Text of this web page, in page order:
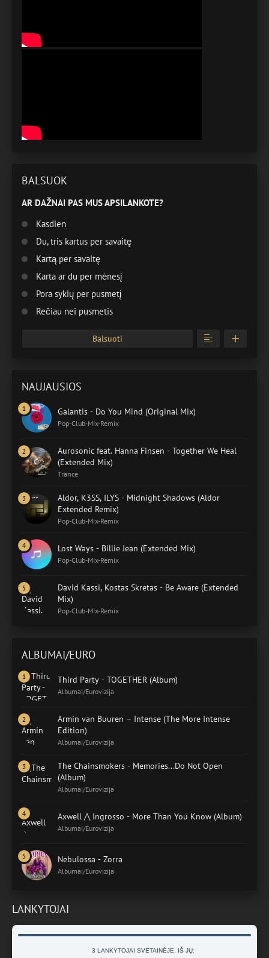
BALSUOK
AR DAŽNAI PAS MUS APSILANKOTE?
Kasdien
Du, tris kartus per savaitę
Kartą per savaitę
Karta ar du per mėnesį
Pora sykių per pusmetį
Rečiau nei pusmetis
Balsuoti
NAUJAUSIOS
Galantis - Do You Mind (Original Mix)
Pop-Club-Mix-Remix
Aurosonic feat. Hanna Finsen - Together We Heal
(Extended Mix)
Trance
Aldor, K3SS, ILYS - Midnight Shadows (Aldor
Extended Remix)
Pop-Club-Mix-Remix
Lost Ways - Billie Jean (Extended Mix)
Pop-Club-Mix-Remix
David Kassi, Kostas Skretas - Be Aware (Extended
Mix)
Pop-Club-Mix-Remix
ALBUMAI/EURO
Third Party - TOGETHER (Album)
Albumai/Eurovizija
Armin van Buuren – Intense (The More Intense
Edition)
Albumai/Eurovizija
The Chainsmokers - Memories...Do Not Open
(Album)
Albumai/Eurovizija
Axwell /\ Ingrosso - More Than You Know (Album)
Albumai/Eurovizija
Nebulossa - Zorra
Albumai/Eurovizija
LANKYTOJAI
3 LANKYTOJAI SVETAINĖJE. IŠ JŲ: